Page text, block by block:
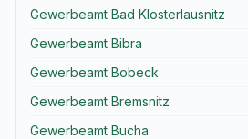
Gewerbeamt Bad Klosterlausnitz
Gewerbeamt Bibra
Gewerbeamt Bobeck
Gewerbeamt Bremsnitz
Gewerbeamt Bucha